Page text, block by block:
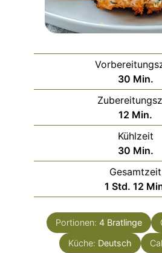
30Minuten
Min.
12 Minuten
Min.
Kühlzeit
30Minuten
Min.
Gesamtzeit
1 Stunde
Std. 12
Portionen: 4 Bratlinge
Küche: Deutsch